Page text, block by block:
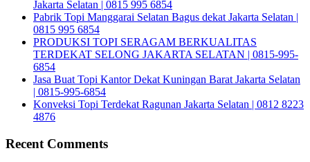
Jakarta Selatan | 0815 995 6854
Pabrik Topi Manggarai Selatan Bagus dekat Jakarta Selatan |
0815 995 6854
PRODUKSI TOPI SERAGAM BERKUALITAS
TERDEKAT SELONG JAKARTA SELATAN | 0815-995-
6854
Jasa Buat Topi Kantor Dekat Kuningan Barat Jakarta Selatan
| 0815-995-6854
Konveksi Topi Terdekat Ragunan Jakarta Selatan | 0812 8223
4876
Recent Comments